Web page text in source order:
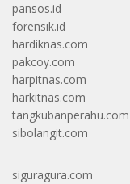
pansos.id
forensik.id
hardiknas.com
pakcoy.com
harpitnas.com
harkitnas.com
tangkubanperahu.com
sibolangit.com
siguragura.com